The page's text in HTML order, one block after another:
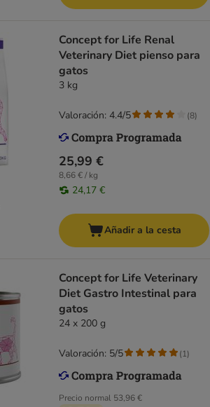
Concept for Life Renal
Veterinary Diet pienso para
gatos
3 kg
25,99 €
8,66 € / kg
24,17 €
Valoración: 4.4/5 (8)
Añadir a la cesta
Concept for Life Veterinary
Diet Gastro Intestinal para
gatos
24 x 200 g
Precio normal 53,96 €
Valoración: 5/5 (1)